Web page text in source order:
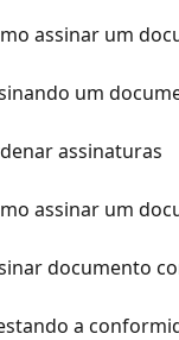
assinar um
um
assinaturas
assinar um
documento
a